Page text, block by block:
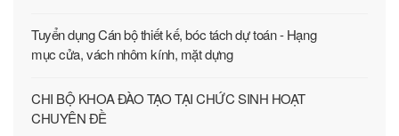
Tuyển dụng Cán bộ thiết kế, bóc tách dự toán - Hạng
mục cửa, vách nhôm kính, mặt dựng
CHI BỘ KHOA ĐÀO TẠO TẠI CHỨC SINH HOẠT
CHUYÊN ĐỀ